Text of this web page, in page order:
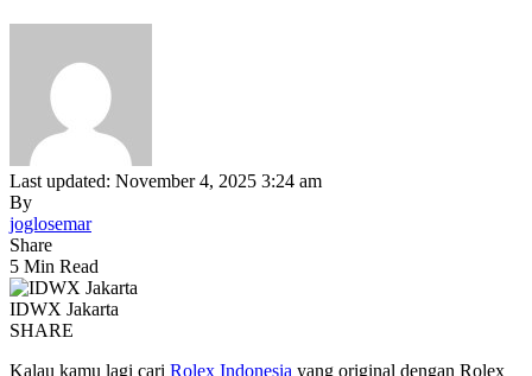
Last updated: November 4, 2025 3:24 am
By
joglosemar
Share
5 Min Read
IDWX Jakarta
SHARE
Kalau kamu lagi cari Rolex Indonesia yang original dengan Rolex